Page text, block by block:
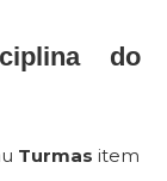
do
Turmas item